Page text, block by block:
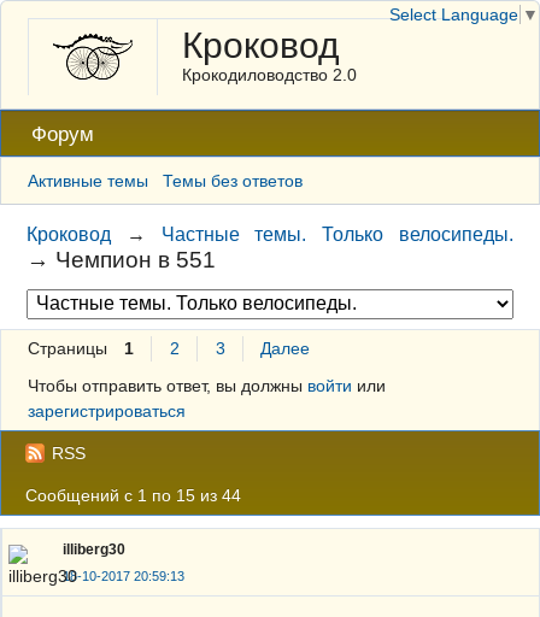
Кроковод
Крокодиловодство 2.0
Форум
Активные темы Темы без ответов
Кроковод → Частные темы. Только велосипеды.
→ Чемпион в 551
Страницы 1 2 3
Далее
Чтобы отправить ответ, вы должны войти или
зарегистрироваться
RSS
Сообщений с 1 по 15 из 44
illiberg30
18-10-2017 20:59:13
Select Language ▼